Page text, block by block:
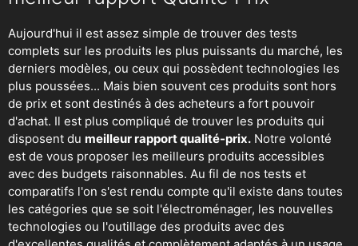
Aujourd'hui il est assez simple de trouver des tests
complets sur les produits les plus puissants du marché, les
derniers modèles, ou ceux qui possèdent technologies les
plus poussées... Mais bien souvent ces produits sont hors
de prix et sont destinés à des acheteurs a fort pouvoir
d'achat. Il est plus compliqué de trouver les produits qui
disposent du meilleur rapport qualité-prix. Notre volonté
est de vous proposer les meilleurs produits accessibles
avec des budgets raisonnables. Au fil de nos tests et
comparatifs l'on s'est rendu compte qu'il existe dans toutes
les catégories que se soit l'électroménager, les nouvelles
technologies ou l'outillage des produits avec des